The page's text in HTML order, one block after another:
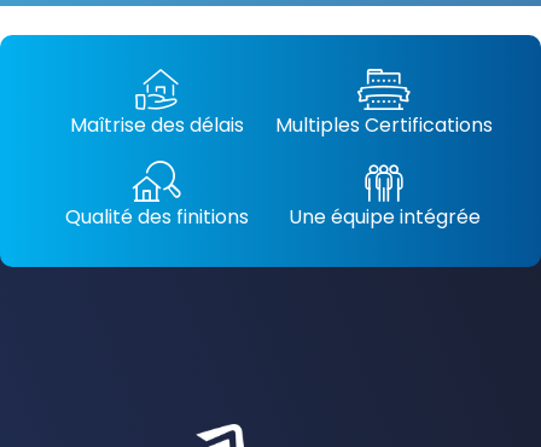
Maîtrise des délais Multiples Certifications
Qualité des finitions Une équipe intégrée